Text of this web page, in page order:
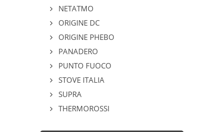
NETATMO
ORIGINE DC
ORIGINE PHEBO
PANADERO
PUNTO FUOCO
STOVE ITALIA
SUPRA
THERMOROSSI